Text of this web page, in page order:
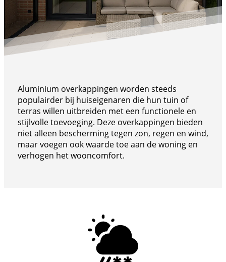
Aluminium overkappingen worden steeds
populairder bij huiseigenaren die hun tuin of
terras willen uitbreiden met een functionele en
stijlvolle toevoeging. Deze overkappingen bieden
niet alleen bescherming tegen zon, regen en wind,
maar voegen ook waarde toe aan de woning en
verhogen het wooncomfort.